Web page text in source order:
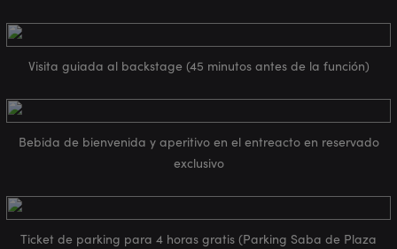
Visita guiada al backstage (45 minutos antes de la función)
Bebida de bienvenida y aperitivo en el entreacto en reservado
exclusivo
Ticket de parking para 4 horas gratis (Parking Saba de Plaza